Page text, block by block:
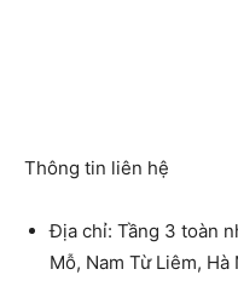
Thông tin liên hệ
Địa chỉ: Tầng 3 toàn
Mỗ, Nam Từ Liêm, Hà